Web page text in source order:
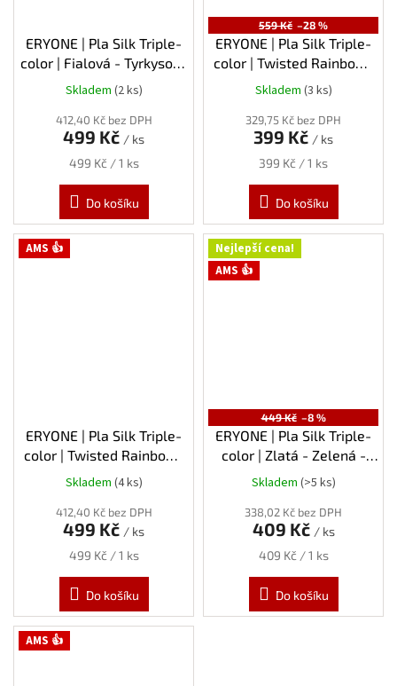
ERYONE | Pla Silk Triple-
color | Fialová - Tyrkysová
- Oranžová | 1.75mm | 1kg
Skladem (2 ks)
412,40 Kč bez DPH
499 Kč / ks
Měrná
499 Kč / 1 ks
Do košíku
559 Kč –28 %
ERYONE | Pla Silk Triple-
color | Twisted Rainbow-
Fire - Červená-Zlatá-
Fialová | 1.75mm | 1kg
Skladem (3 ks)
329,75 Kč bez DPH
399 Kč / ks
Měrná
399 Kč / 1 ks
Do košíku
AMS 👍
ERYONE | Pla Silk Triple-
color | Twisted Rainbow-
Shadow - Černá-Modrá-
Fialová | 1.75mm | 1kg
Skladem (4 ks)
412,40 Kč bez DPH
499 Kč / ks
Měrná
499 Kč / 1 ks
Do košíku
Nejlepší cena!
AMS 👍
449 Kč –8 %
ERYONE | Pla Silk Triple-
color | Zlatá - Zelená -
Fialová | 1.75mm | 1kg
Průměrné
produktu
hvězdiček.
Skladem (>5 ks)
338,02 Kč bez DPH
409 Kč / ks
Měrná
409 Kč / 1 ks
Do košíku
AMS 👍